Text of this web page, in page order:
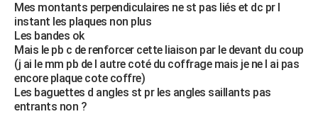
Mes montants perpendiculaires ne st pas liés et dc pr l
instant les plaques non plus
Les bandes ok
Mais le pb c de renforcer cette liaison par le devant du coup
(j ai le mm pb de l autre coté du coffrage mais je ne l ai pas
encore plaque cote coffre)
Les baguettes d angles st pr les angles saillants pas
entrants non ?